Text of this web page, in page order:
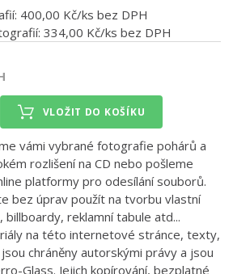
400,00 Kč/ks bez DPH
334,00 Kč/ks bez DPH
VLOŽIT DO KOŠÍKU
vámi vybrané fotografie pohárů a
rozlišení na CD nebo pošleme
platformy pro odesílání souborů.
bez úprav použít na tvorbu vlastní
billboardy, reklamní tabule atd...
na této internetové stránce, texty,
chráněny autorskými právy a jsou
Glass. Jejich kopírování, bezplatné